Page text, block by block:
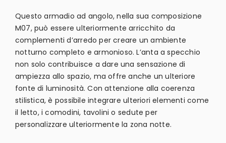
Questo armadio ad angolo, nella sua composizione
M07, può essere ulteriormente arricchito da
complementi d’arredo per creare un ambiente
notturno completo e armonioso. L’anta a specchio
non solo contribuisce a dare una sensazione di
ampiezza allo spazio, ma offre anche un ulteriore
fonte di luminosità. Con attenzione alla coerenza
stilistica, è possibile integrare ulteriori elementi come
il letto, i comodini, tavolini o sedute per
personalizzare ulteriormente la zona notte.